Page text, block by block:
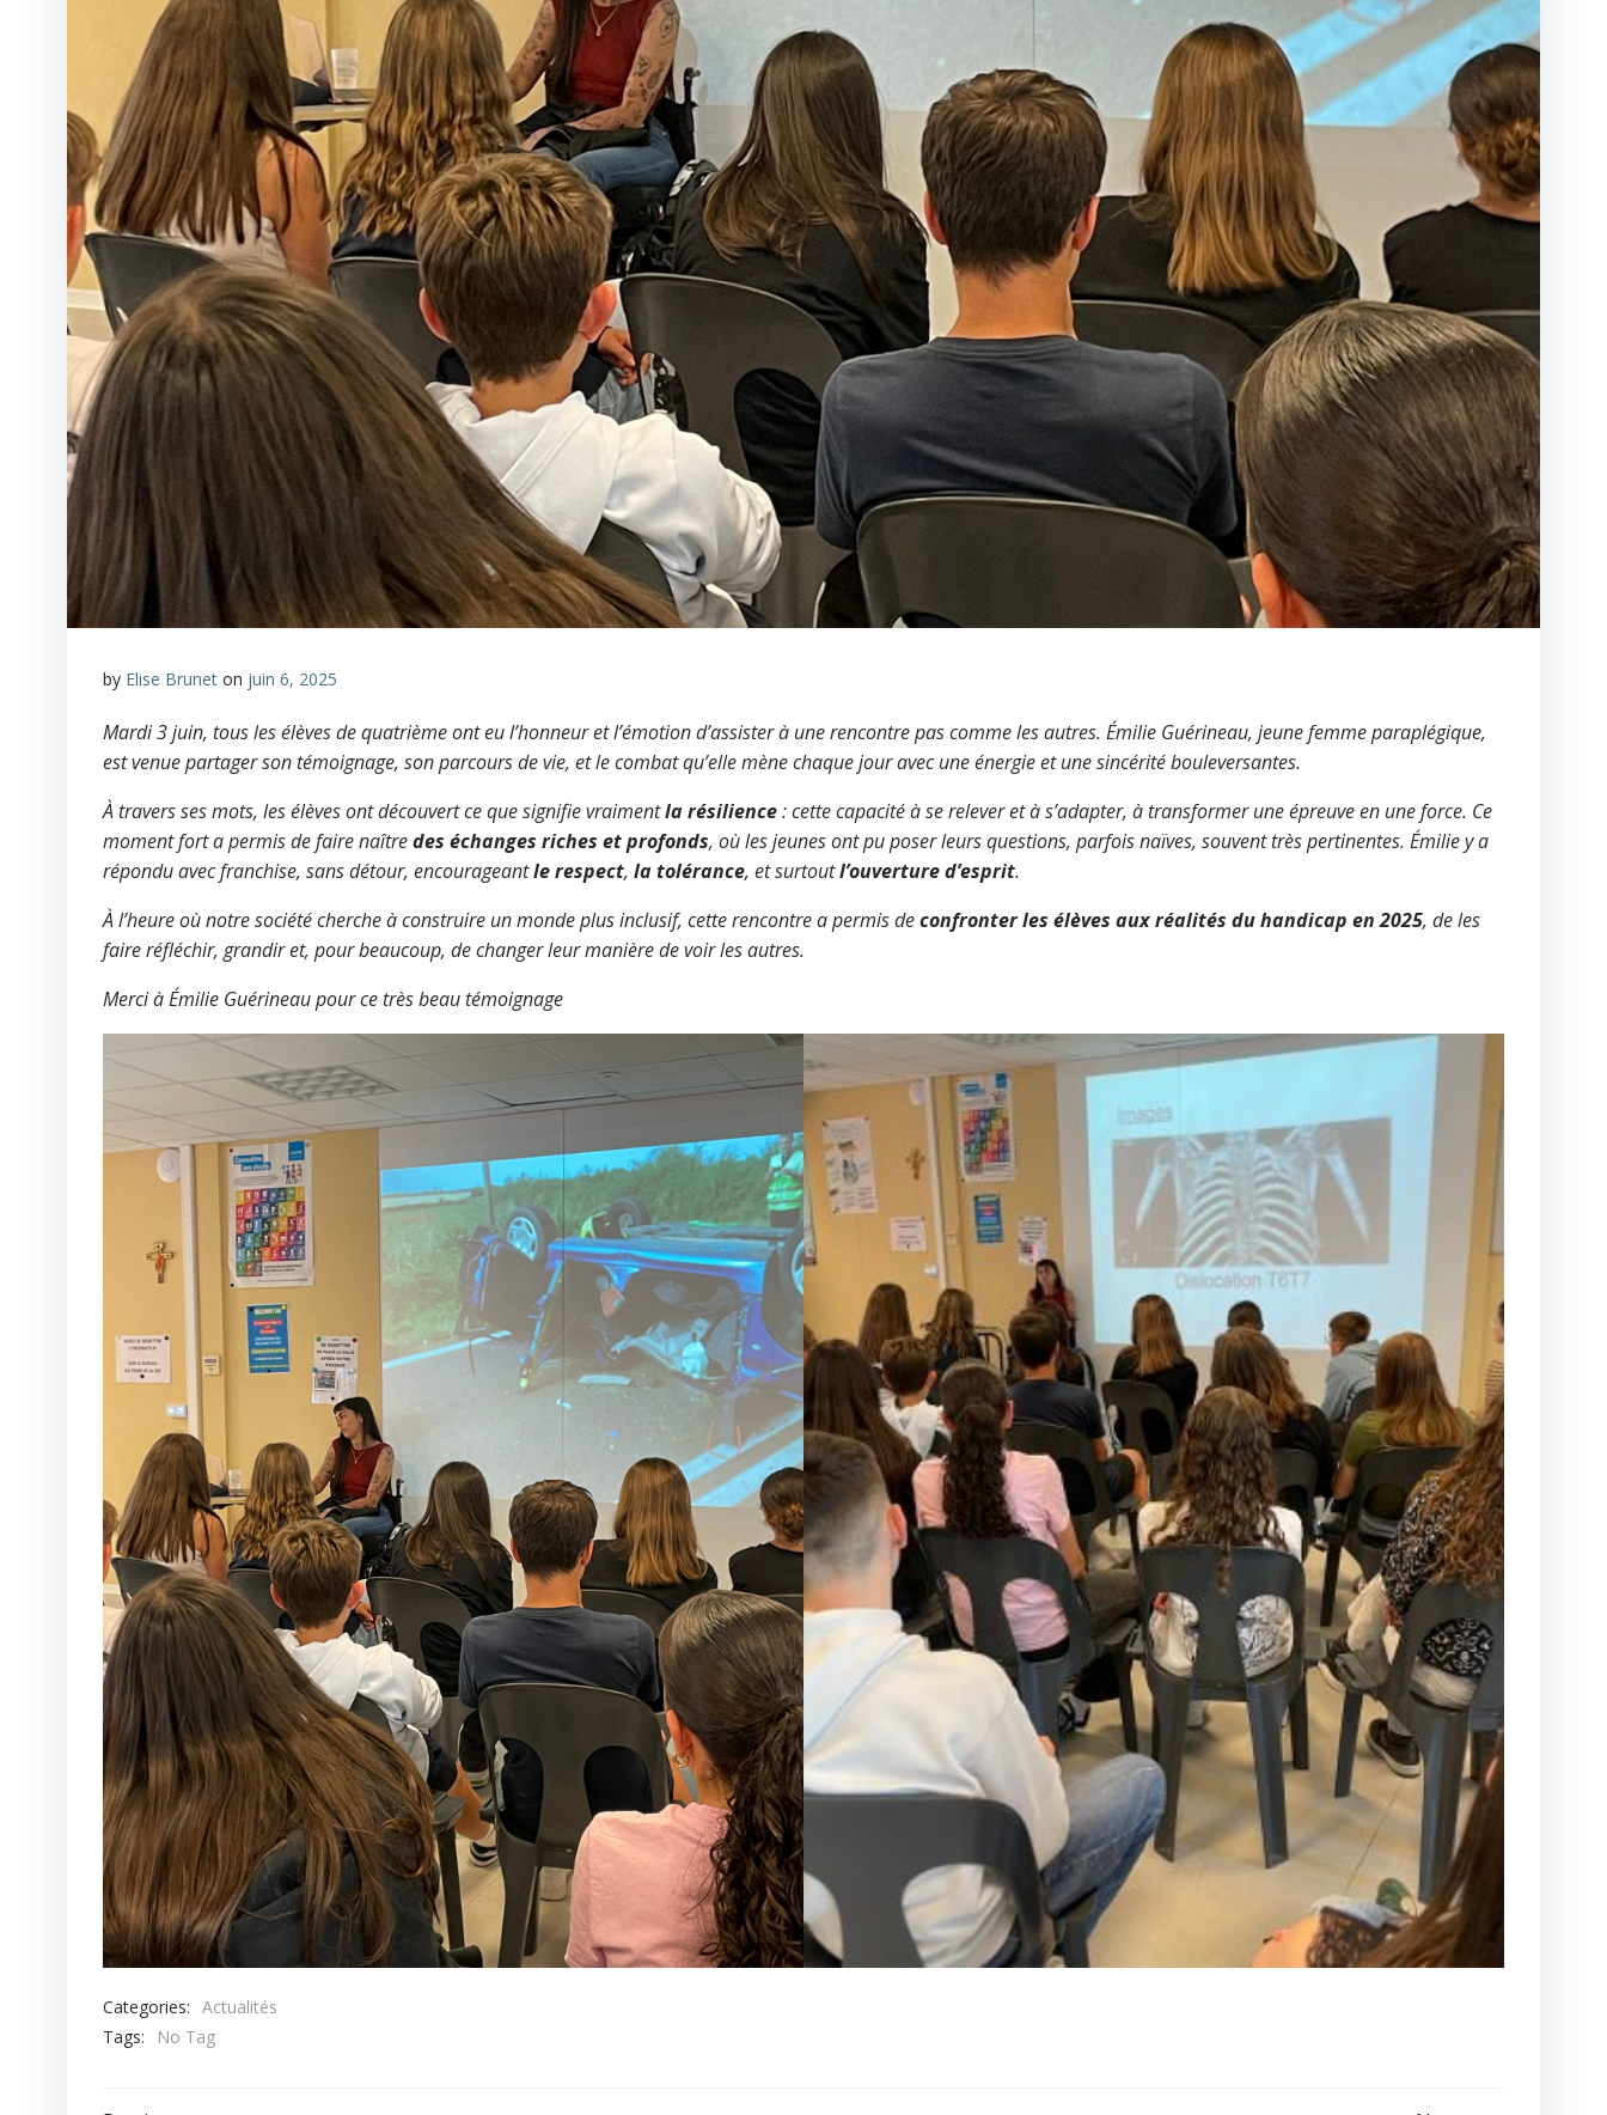
by Elise Brunet on juin 6, 2025
Mardi 3 juin, tous les élèves de quatrième ont eu l’honneur et l’émotion d’assister à une rencontre pas comme les autres. Émilie Guérineau, jeune femme paraplégique,
est venue partager son témoignage, son parcours de vie, et le combat qu’elle mène chaque jour avec une énergie et une sincérité bouleversantes.
À travers ses mots, les élèves ont découvert ce que signifie vraimentla résilience: cette capacité à se relever et à s’adapter, à transformer une épreuve en une force. Ce
moment fort a permis de faire naîtredes échanges riches et profonds, où les jeunes ont pu poser leurs questions, parfois naïves, souvent très pertinentes. Émilie y a
répondu avec franchise, sans détour, encourageantle respect, la tolérance, et surtoutl’ouverture d’esprit.
À l’heure où notre société cherche à construire un monde plus inclusif, cette rencontre a permis deconfronter les élèves aux réalités du handicap en 2025, de les
faire réfléchir, grandir et, pour beaucoup, de changer leur manière de voir les autres.
Merci à Émilie Guérineau pour ce très beau témoignage
Categories: Actualités
Tags:
No Tag